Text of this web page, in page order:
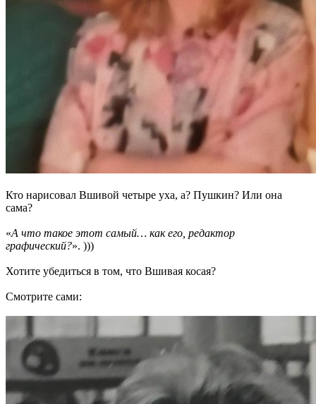
Кто нарисовал Вшивой четыре уха, а? Пушкин? Или она
сама?
«А что такое этот самый… как его, редактор
графический?». )))
Хотите убедиться в том, что Вшивая косая?
Смотрите сами: